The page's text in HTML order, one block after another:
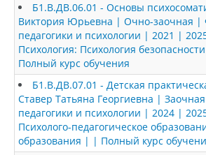
Б1.В.ДВ.06.01 - Основы
Виктория Юрьевна | Очно-заочная |
педагогики и психологии | 2021 |
Психология: Психология
Полный курс обучения
Б1.В.ДВ.07.01 - Детская
Ставер Татьяна Георгиевна |
педагогики и психологии | 2024 |
Психолого-педагогическое
образования | | Полный курс